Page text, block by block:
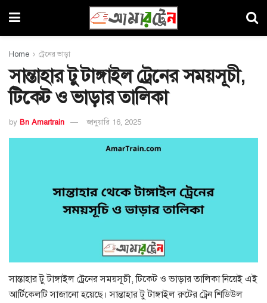
Home ট্রেনের ভাড়া
সান্তাহার টু টাঙ্গাইল ট্রেনের সময়সূচী,
টিকেট ও ভাড়ার তালিকা
by Bn Amartrain জানুয়ারি 16, 2025
সান্তাহার টু টাঙ্গাইল ট্রেনের সময়সূচী, টিকেট ও ভাড়ার তালিকা নিয়েই এই
আর্টিকেলটি সাজানো হয়েছে। সান্তাহার টু টাঙ্গাইল রুটের ট্রেন শিডিউল